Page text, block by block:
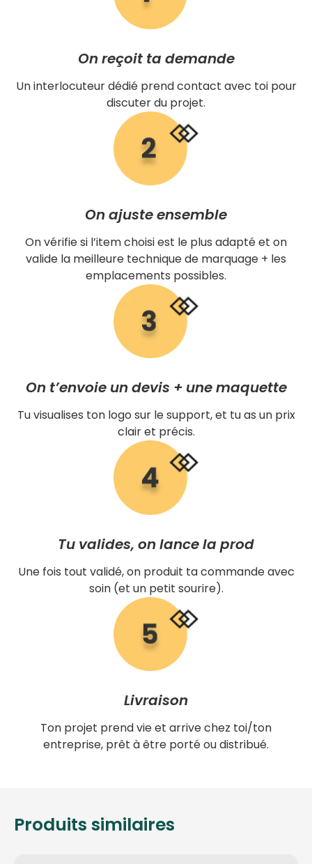
On reçoit ta demande
Un interlocuteur dédié prend contact avec toi pour
discuter du projet.
On ajuste ensemble
On vérifie si l’item choisi est le plus adapté et on
valide la meilleure technique de marquage + les
emplacements possibles.
On t’envoie un devis + une maquette
Tu visualises ton logo sur le support, et tu as un prix
clair et précis.
Tu valides, on lance la prod
Une fois tout validé, on produit ta commande avec
soin (et un petit sourire).
Livraison
Ton projet prend vie et arrive chez toi/ton
entreprise, prêt à être porté ou distribué.
Produits similaires